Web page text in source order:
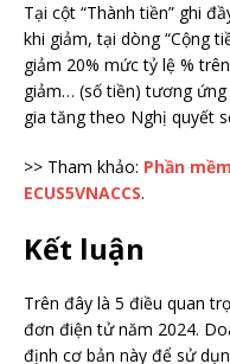
Tại cột “Thành tiền” ghi
khi giảm, tại dòng “Cộng
giảm 20% mức tỷ lệ %
giảm… (số tiền) tương
gia tăng theo Nghị quyết
>> Tham khảo: Phần
ECUS5VNACCS.
Kết luận
Trên đây là 5 điều quan
đơn điện tử năm 2024.
định cơ bản này để sử